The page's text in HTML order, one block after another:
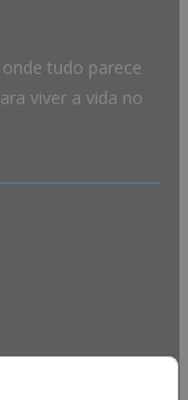
tudo parece
viver a vida no